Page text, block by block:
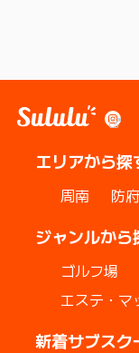
エリアから探
周南 防府
ジャンルから
ゴルフ場
エステ・マ
新着サブスク